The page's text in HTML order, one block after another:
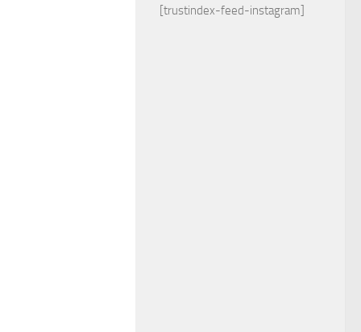
[trustindex-feed-instagram]